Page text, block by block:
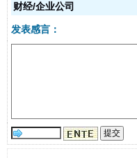
全民健身五年计划
财经/企业公司
发表感言：